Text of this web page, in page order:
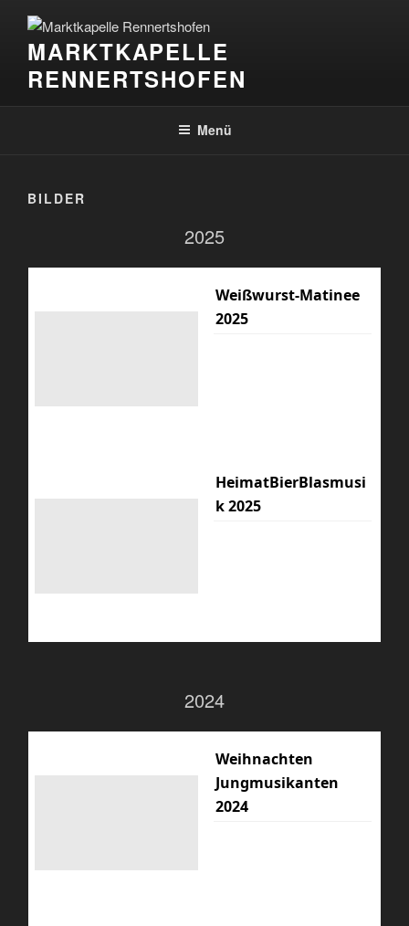
Inhalt
springenMARKTKAPELLE
RENNERTSHOFEN
Menü
BILDER
2025
Weißwurst-Matinee
2025
HeimatBierBlasmusi
k 2025
2024
Weihnachten
Jungmusikanten
2024